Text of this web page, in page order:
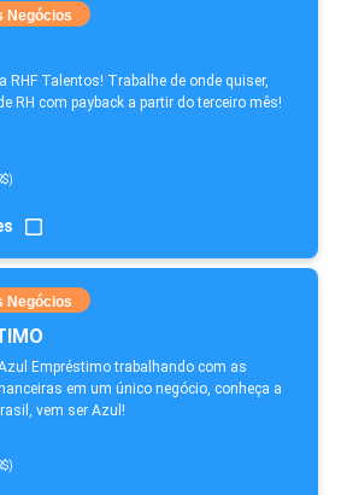
Negócios
RHF Talentos! Trabalhe de onde quiser,
RH com payback a partir do terceiro mês!
Negócios
Empréstimo trabalhando com as
em um único negócio, conheça a
vem ser Azul!